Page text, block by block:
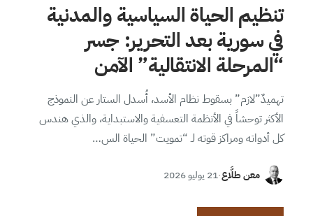
تنظيم الحياة السياسية والمدنية
في سورية بعد التحرير: جسر
“المرحلة الانتقالية” الآمن
تهميدٌ”لازم” بسقوط نظام الأسد، أُسدل الستار عن النموذج
الأكثر توحشاً في الأنظمة التعسفية والاستبداية، والذي هندس
كل أدواته ومراكز قوته لـ “تمويت” الحياة الس…
معن طلَّاع·21 يوليو 2026